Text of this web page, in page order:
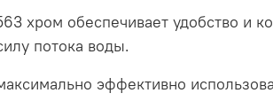
хром обеспечивает удобство и
потока воды.
эффективно